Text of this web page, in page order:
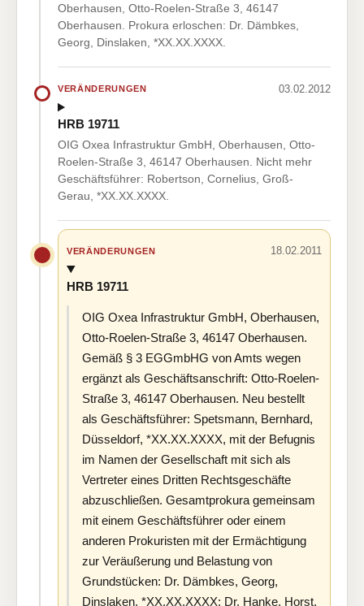
Oberhausen, Otto-Roelen-Straße 3, 46147
Oberhausen. Prokura erloschen: Dr. Dämbkes,
Georg, Dinslaken, *XX.XX.XXXX.
VERÄNDERUNGEN 03.02.2012
HRB 19711
OIG Oxea Infrastruktur GmbH, Oberhausen, Otto-
Roelen-Straße 3, 46147 Oberhausen. Nicht mehr
Geschäftsführer: Robertson, Cornelius, Groß-
Gerau, *XX.XX.XXXX.
VERÄNDERUNGEN 18.02.2011
HRB 19711
OIG Oxea Infrastruktur GmbH, Oberhausen,
Otto-Roelen-Straße 3, 46147 Oberhausen.
Gemäß § 3 EGGmbHG von Amts wegen
ergänzt als Geschäftsanschrift: Otto-Roelen-
Straße 3, 46147 Oberhausen. Neu bestellt
als Geschäftsführer: Spetsmann, Bernhard,
Düsseldorf, *XX.XX.XXXX, mit der Befugnis
im Namen der Gesellschaft mit sich als
Vertreter eines Dritten Rechtsgeschäfte
abzuschließen. Gesamtprokura gemeinsam
mit einem Geschäftsführer oder einem
anderen Prokuristen mit der Ermächtigung
zur Veräußerung und Belastung von
Grundstücken: Dr. Dämbkes, Georg,
Dinslaken, *XX.XX.XXXX; Dr. Hanke, Horst,